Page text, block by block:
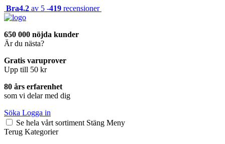
Bra4.2 av 5 -419 recensioner
650 000 nöjda kunder
Är du nästa?
Gratis varuprover
Upp till 50 kr
80 års erfarenhet
som vi delar med dig
Söka Logga in
Se hela vårt sortiment Stäng Meny
Terug Kategorier